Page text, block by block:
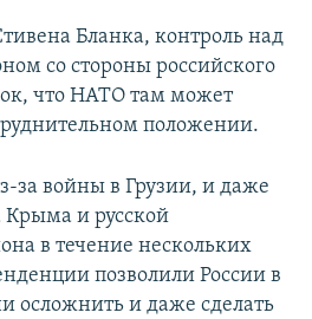
Бланка, контроль над
со стороны российского
что НАТО там может
положении.
за войны в Грузии, и даже
Крыма и русской
в течение нескольких
позволили России в
осложнить и даже сделать